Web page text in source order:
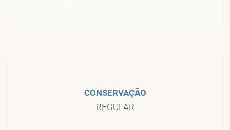
CONSERVAÇÃO
REGULAR